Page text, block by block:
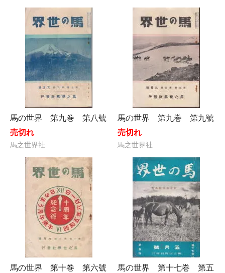
馬の世界 第九巻 第八號
売切れ
馬之世界社
馬の世界 第九巻 第九號
売切れ
馬之世界社
馬の世界 第十巻 第六號
馬の世界 第十七巻 第五